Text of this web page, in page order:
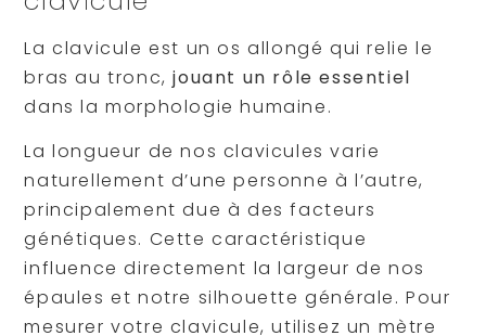
La clavicule est un os allongé qui relie le
bras au tronc,jouant un rôle essentiel
dans la morphologie humaine.
La longueur de nos clavicules varie
naturellement d’une personne à l’autre,
principalement due à des facteurs
génétiques. Cette caractéristique
influence directement la largeur de nos
épaules et notre silhouette générale. Pour
mesurer votre clavicule, utilisez un mètre